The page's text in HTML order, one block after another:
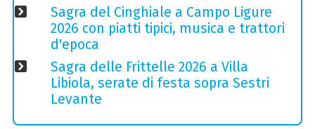
Sagra del Cinghiale a Campo Ligure
2026 con piatti tipici, musica e trattori
d'epoca
Sagra delle Frittelle 2026 a Villa
Libiola, serate di festa sopra Sestri
Levante